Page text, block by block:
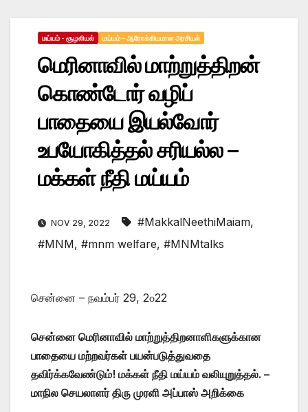
மய்யம் - சூழலியல் மய்யம் – ஆரோக்கியமான அரசியல்
மெரினாவில் மாற்றுத்திறன்
கொண்டோர் வழிப்
பாதையை இயல்வோர்
உபயோகித்தல் சரியல்ல –
மக்கள் நீதி மய்யம்
NOV 29, 2022 #MakkalNeethiMaiam,
#MNM, #mnm welfare, #MNMtalks
சென்னை – நவம்பர் 29, 2௦22
சென்னை மெரினாவில் மாற்றுத்திறனாளிகளுக்கான
பாதையை மற்றவர்கள் பயன்படுத்துவதை
தவிர்க்கவேண்டும்! மக்கள் நீதி மய்யம் வலியுறுத்தல். –
மாநில செயலாளர் திரு முரளி அப்பாஸ் அறிக்கை